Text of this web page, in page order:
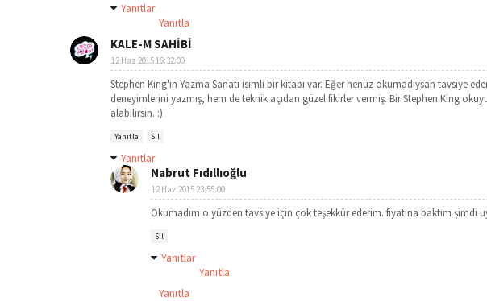
Yanıtlar
Yanıtla
KALE-M SAHİBİ
12 Haz 2015 16:32:00
Stephen King'in Yazma Sanatı isimli bir kitabı var. Eğer henüz okumadıysan tavsiye
deneyimlerini yazmış, hem de teknik açıdan güzel fikirler vermiş. Bir Stephen King
alabilirsin. :)
Yanıtla Sil
Yanıtlar
Nabrut Fıdıllıoğlu
12 Haz 2015 23:55:00
Okumadım o yüzden tavsiye için çok teşekkür ederim. fiyatına baktım şimdi
Sil
Yanıtlar
Yanıtla
Yanıtla